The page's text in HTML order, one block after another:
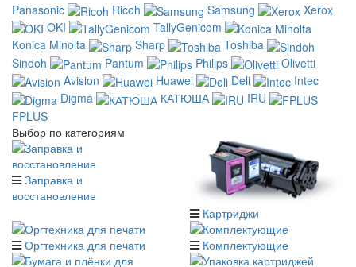
Panasonic
Ricoh Samsung
Xerox
OKI
TallyGenicom
Konica Minolta
Sharp
Toshiba
Sindoh
Pantum Philips
Olivetti
Avision
Huawei Deli
Intec
Digma
КАТЮША
IRU
FPLUS
Выбор по категориям
Заправка и
восстановление
Картриджи
Оргтехника для печати
Комплектующие